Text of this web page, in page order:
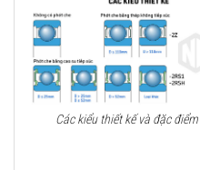
Các kiểu thiết kế và đặc